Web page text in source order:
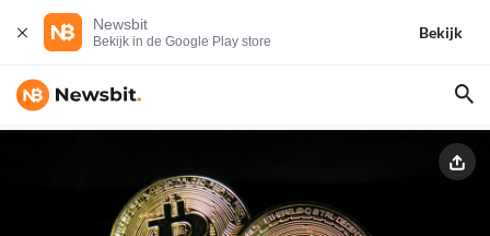
Newsbit
Bekijk in de Google Play store
Bekijk